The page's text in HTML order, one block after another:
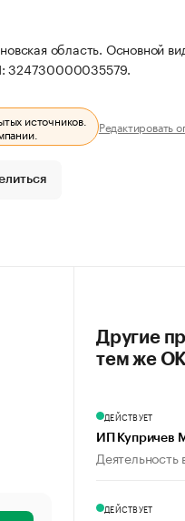
область. Основной
324730000035579.
источников.
Редактировать
Другие
тем же
ДЕЙСТВУЕТ
ИП Купричев
Деятельность
ДЕЙСТВУЕТ